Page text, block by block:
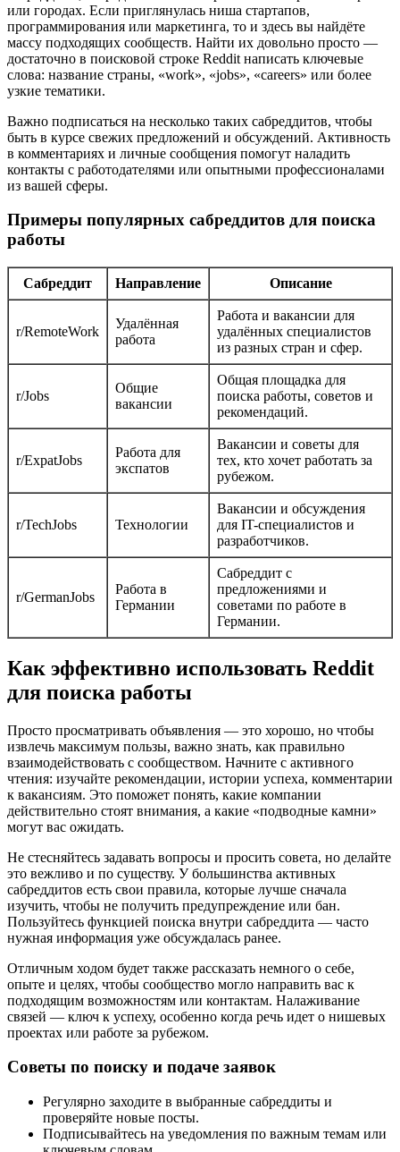
или городах. Если приглянулась ниша стартапов,
программирования или маркетинга, то и здесь вы найдёте
массу подходящих сообществ. Найти их довольно просто —
достаточно в поисковой строке Reddit написать ключевые
слова: название страны, «work», «jobs», «careers» или более
узкие тематики.
Важно подписаться на несколько таких сабреддитов, чтобы
быть в курсе свежих предложений и обсуждений. Активность
в комментариях и личные сообщения помогут наладить
контакты с работодателями или опытными профессионалами
из вашей сферы.
Примеры популярных сабреддитов для поиска
работы
Сабреддит Направление Описание
r/RemoteWork
Удалённая
работа
Работа и вакансии для
удалённых специалистов
из разных стран и сфер.
r/Jobs
Общие
вакансии
Общая площадка для
поиска работы, советов и
рекомендаций.
r/ExpatJobs
Работа для
экспатов
Вакансии и советы для
тех, кто хочет работать за
рубежом.
r/TechJobs Технологии
Вакансии и обсуждения
для IT-специалистов и
разработчиков.
r/GermanJobs
Работа в
Германии
Сабреддит с
предложениями и
советами по работе в
Германии.
Как эффективно использовать Reddit
для поиска работы
Просто просматривать объявления — это хорошо, но чтобы
извлечь максимум пользы, важно знать, как правильно
взаимодействовать с сообществом. Начните с активного
чтения: изучайте рекомендации, истории успеха, комментарии
к вакансиям. Это поможет понять, какие компании
действительно стоят внимания, а какие «подводные камни»
могут вас ожидать.
Не стесняйтесь задавать вопросы и просить совета, но делайте
это вежливо и по существу. У большинства активных
сабреддитов есть свои правила, которые лучше сначала
изучить, чтобы не получить предупреждение или бан.
Пользуйтесь функцией поиска внутри сабреддита — часто
нужная информация уже обсуждалась ранее.
Отличным ходом будет также рассказать немного о себе,
опыте и целях, чтобы сообщество могло направить вас к
подходящим возможностям или контактам. Налаживание
связей — ключ к успеху, особенно когда речь идет о нишевых
проектах или работе за рубежом.
Советы по поиску и подаче заявок
Регулярно заходите в выбранные сабреддиты и
проверяйте новые посты.
Подписывайтесь на уведомления по важным темам или